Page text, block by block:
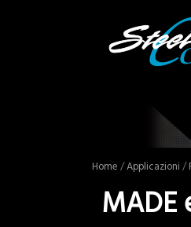
Home /Applicazioni /
MADE